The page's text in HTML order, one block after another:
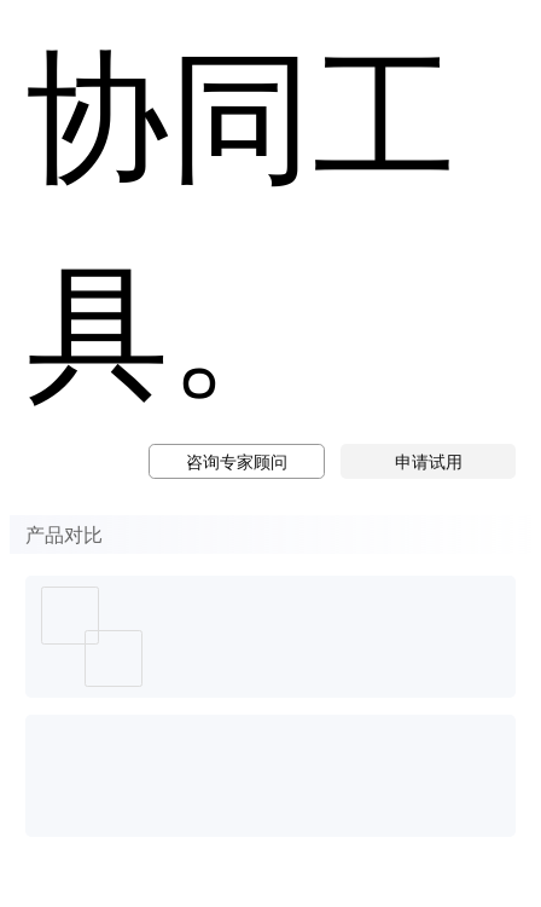
协同工
具。
咨询专家顾问 申请试用
产品对比